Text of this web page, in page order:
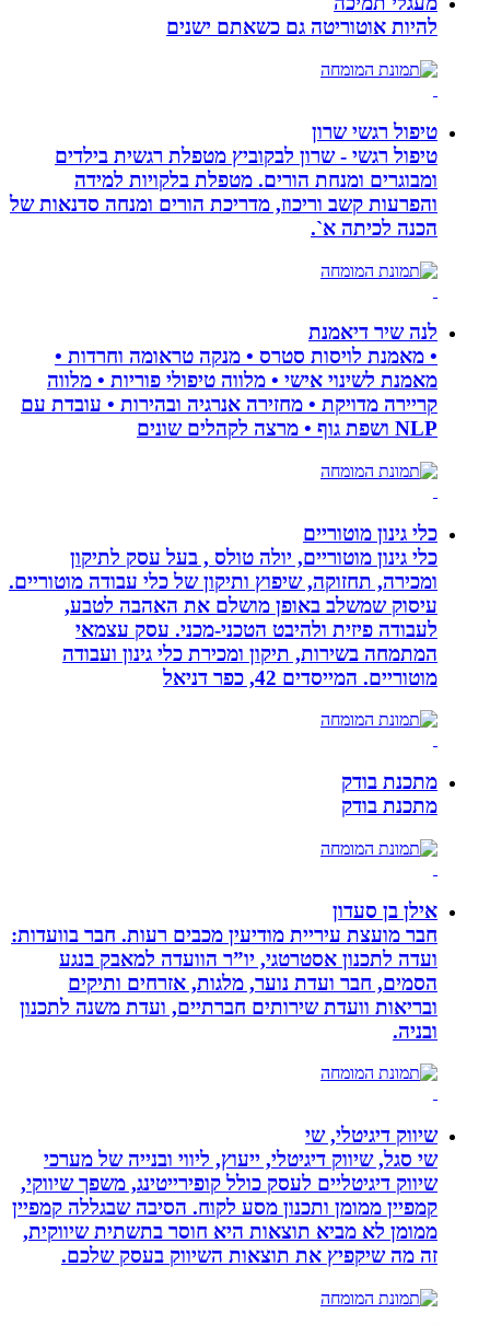
להיות אוטוריטה גם כשאתם ישנים
טיפול רגשי שרון
טיפול רגשי - שרון לבקוביץ מטפלת רגשית בילדים
ומבוגרים ומנחת הורים. מטפלת בלקויות למידה
והפרעות קשב וריכוז, מדריכת הורים ומנחה סדנאות של
הכנה לכיתה א`.
לנה שיר דיאמנת
• מאמנת לויסות סטרס • מנקה טראומה וחרדות •
מאמנת לשינוי אישי • מלווה טיפולי פוריות • מלווה
קריירה מדויקת • מחזירה אנרגיה ובהירות • עובדת עם
כלי גינון מוטוריים
כלי גינון מוטוריים, יולה טולס , בעל עסק לתיקון
ומכירה, תחזוקה, שיפוץ ותיקון של כלי עבודה מוטוריים.
עיסוק שמשלב באופן מושלם את האהבה לטבע,
לעבודה פיזית ולהיבט הטכני-מכני. עסק עצמאי
המתמחה בשירות, תיקון ומכירת כלי גינון ועבודה
מוטוריים. המייסדים 42, כפר דניאל
מתכנת בודק
מתכנת בודק
אילן בן סעדון
חבר מועצת עיריית מודיעין מכבים רעות. חבר בוועדות:
ועדה לתכנון אסטרטגי, יו”ר הוועדה למאבק בנגע
הסמים, חבר ועדת נוער, מלגות, אזרחים ותיקים
ובריאות וועדת שירותים חברתיים, ועדת משנה לתכנון
שיווק דיגיטלי, שי
שי סגל, שיווק דיגיטלי, ייעוץ, ליווי ובנייה של מערכי
שיווק דיגיטליים לעסק כולל קופירייטינג, משפך שיווקי,
קמפיין ממומן ותכנון מסע לקוח. הסיבה שבגללה קמפיין
ממומן לא מביא תוצאות היא חוסר בתשתית שיווקית,
זה מה שיקפיץ את תוצאות השיווק בעסק שלכם.